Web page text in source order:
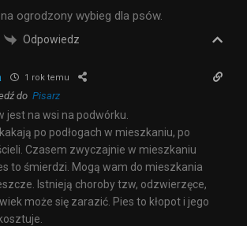
ogrodzony wybieg dla psów.
Odpowiedz
1 rok temu
do Pisarz
jest na wsi na podwórku.
po podłogach w mieszkaniu, po
Czasem zwyczajnie w mieszkaniu
to śmierdzi. Mogą wam do mieszkania
Istnieją choroby tzw, odzwierzęce,
może się zarazić. Pies to kłopot i jego